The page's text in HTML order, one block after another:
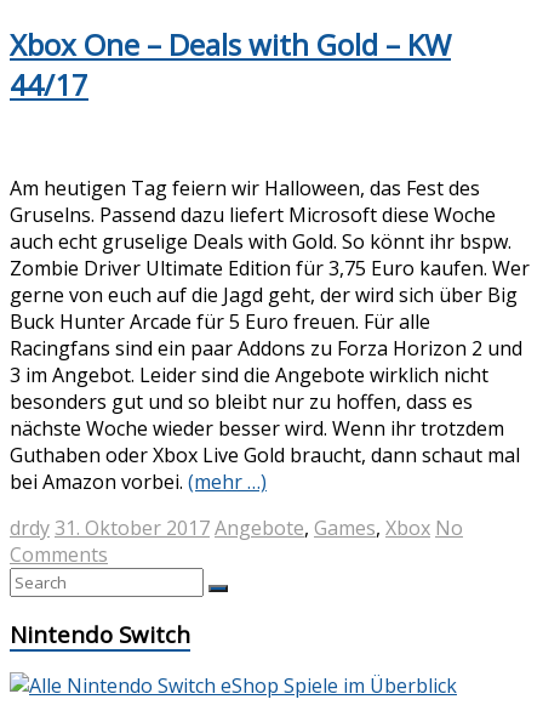
Xbox One – Deals with Gold – KW
44/17
Am heutigen Tag feiern wir Halloween, das Fest des
Gruselns. Passend dazu liefert Microsoft diese Woche
auch echt gruselige Deals with Gold. So könnt ihr bspw.
Zombie Driver Ultimate Edition für 3,75 Euro kaufen. Wer
gerne von euch auf die Jagd geht, der wird sich über Big
Buck Hunter Arcade für 5 Euro freuen. Für alle
Racingfans sind ein paar Addons zu Forza Horizon 2 und
3 im Angebot. Leider sind die Angebote wirklich nicht
besonders gut und so bleibt nur zu hoffen, dass es
nächste Woche wieder besser wird. Wenn ihr trotzdem
Guthaben oder Xbox Live Gold braucht, dann schaut mal
bei Amazon vorbei. (mehr …)
drdy31. Oktober 2017Angebote, Games, Xbox No
Comments
Nintendo Switch